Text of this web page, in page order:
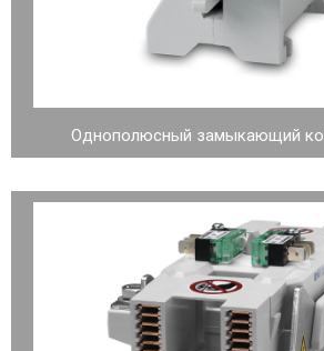
Однополюсный замыкающий